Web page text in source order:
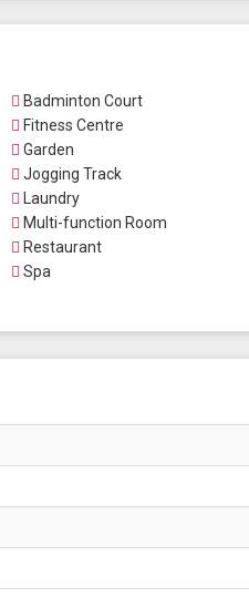
Badminton Court
Fitness Centre
Garden
Jogging Track
Laundry
Multi-function Room
Restaurant
Spa